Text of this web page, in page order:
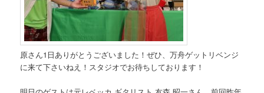
原さん1日ありがとうございました！ぜひ、万舟ゲットリベンジ
に来て下さいねえ！スタジオでお待ちしております！